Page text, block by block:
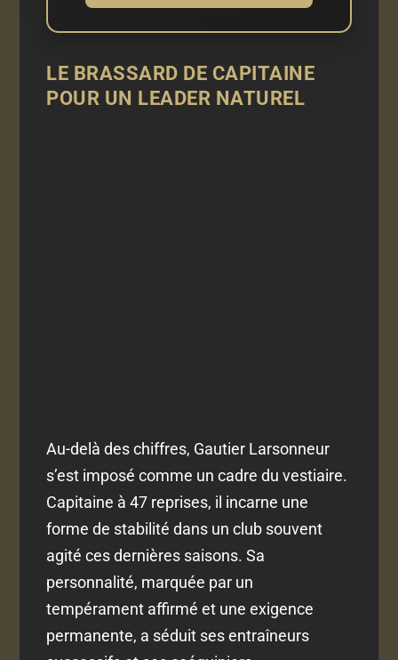
LE BRASSARD DE CAPITAINE
POUR UN LEADER NATUREL
Au-delà des chiffres, Gautier Larsonneur
s’est imposé comme un cadre du vestiaire.
Capitaine à 47 reprises, il incarne une
forme de stabilité dans un club souvent
agité ces dernières saisons. Sa
personnalité, marquée par un
tempérament affirmé et une exigence
permanente, a séduit ses entraîneurs